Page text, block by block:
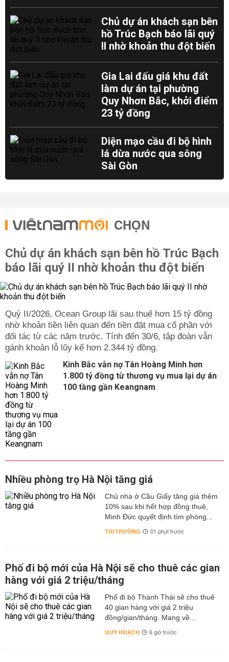
Chủ dự án khách sạn bên
hồ Trúc Bạch báo lãi quý
II nhờ khoản thu đột biến
Gia Lai đấu giá khu đất
làm dự án tại phường
Quy Nhơn Bắc, khởi điểm
23 tỷ đồng
Diện mạo cầu đi bộ hình
lá dừa nước qua sông
Sài Gòn
CHỌN
Chủ dự án khách sạn bên hồ Trúc Bạch
báo lãi quý II nhờ khoản thu đột biến
Quý II/2026, Ocean Group lãi sau thuế hơn 15 tỷ đồng
nhờ khoản tiền liên quan đến tiền đặt mua cổ phần với
đối tác từ các năm trước. Tính đến 30/6, tập đoàn vẫn
gánh khoản lỗ lũy kế hơn 2.344 tỷ đồng.
Kinh Bắc vẫn nợ Tân Hoàng Minh hơn
1.800 tỷ đồng từ thương vụ mua lại dự án
100 tầng gần Keangnam
Nhiều phòng trọ Hà Nội tăng giá
Chủ nhà ở Cầu Giấy tăng giá thêm
10% sau khi hết hợp đồng thuê,
Minh Đức quyết định tìm phòng...
THỊ TRƯỜNG 01 phút trước
Phố đi bộ mới của Hà Nội sẽ cho thuê các gian
hàng với giá 2 triệu/tháng
Phố đi bộ Thành Thái sẽ cho thuê
40 gian hàng với giá 2 triệu
đồng/gian/tháng. Mang về...
QUY HOẠCH 6 giờ trước